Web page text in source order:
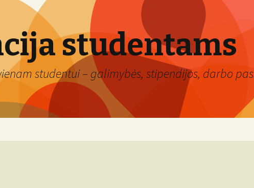
studentams
studentui – galimybės, stipendijos, darbo